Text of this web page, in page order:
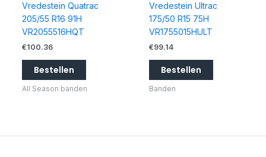
Vredestein Quatrac
205/55 R16 91H
VR2055516HQT
€100.36
Bestellen
All Season banden
Vredestein Ultrac
175/50 R15 75H
VR1755015HULT
€99.14
Bestellen
Banden